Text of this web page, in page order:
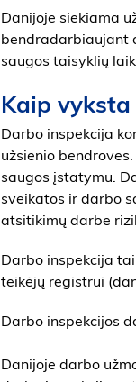
Danijoje siekiama
bendradarbiaujant
saugos taisyklių
Kaip
Darbo inspekcija
užsienio
saugos įstatymu.
sveikatos ir darbo
atsitikimų darbe
Darbo inspekcija
teikėjų registrui
Darbo inspekcijos
Danijoje darbo